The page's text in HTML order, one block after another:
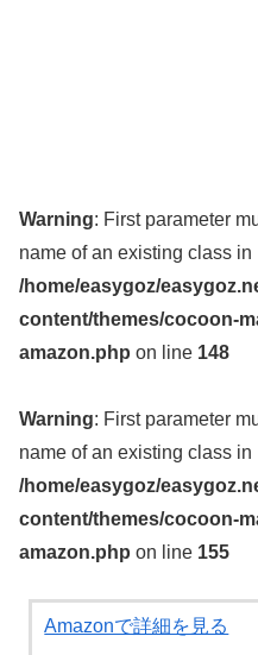
Warning: First parameter
name of an existing class in
/home/easygoz/
content/themes/cocoon-
amazon.php on line 148
Warning: First parameter
name of an existing class in
/home/easygoz/
content/themes/cocoon-
amazon.php on line 155
Amazonで詳細を見る